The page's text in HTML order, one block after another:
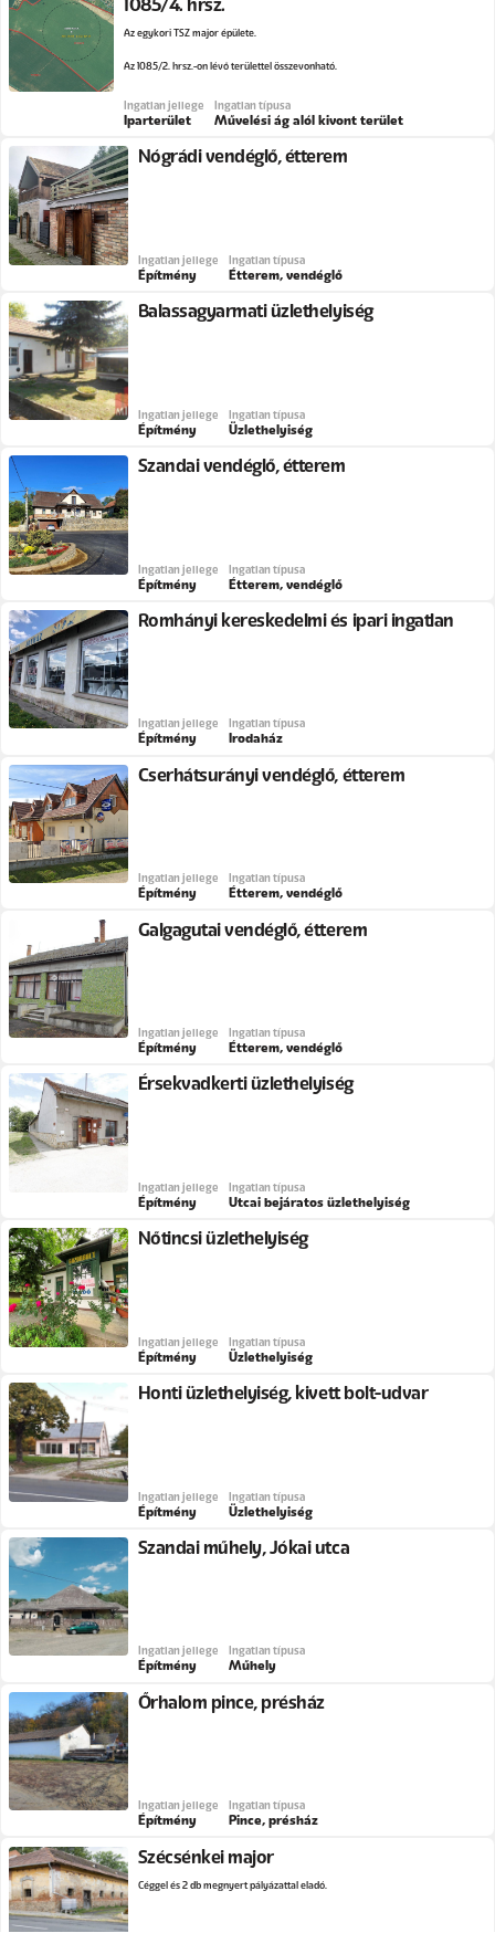
1085/4. hrsz.
Az egykori TSZ major épülete.
Az 1085/2. hrsz.-on lévő területtel összevonható.
Ingatlan jellege
Iparterület
Ingatlan típusa
Művelési ág alól kivont terület
Nógrádi vendéglő, étterem
Ingatlan jellege
Építmény
Ingatlan típusa
Étterem, vendéglő
Balassagyarmati üzlethelyiség
Ingatlan jellege
Építmény
Ingatlan típusa
Üzlethelyiség
Szandai vendéglő, étterem
Ingatlan jellege
Építmény
Ingatlan típusa
Étterem, vendéglő
Romhányi kereskedelmi és ipari ingatlan
Ingatlan jellege
Építmény
Ingatlan típusa
Irodaház
Cserhátsurányi vendéglő, étterem
Ingatlan jellege
Építmény
Ingatlan típusa
Étterem, vendéglő
Galgagutai vendéglő, étterem
Ingatlan jellege
Építmény
Ingatlan típusa
Étterem, vendéglő
Érsekvadkerti üzlethelyiség
Ingatlan jellege
Építmény
Ingatlan típusa
Utcai bejáratos üzlethelyiség
Nőtincsi üzlethelyiség
Ingatlan jellege
Építmény
Ingatlan típusa
Üzlethelyiség
Honti üzlethelyiség, kivett bolt-udvar
Ingatlan jellege
Építmény
Ingatlan típusa
Üzlethelyiség
Szandai műhely, Jókai utca
Ingatlan jellege
Építmény
Ingatlan típusa
Műhely
Őrhalom pince, présház
Ingatlan jellege
Építmény
Ingatlan típusa
Pince, présház
Szécsénkei major
Céggel és 2 db megnyert pályázattal eladó.